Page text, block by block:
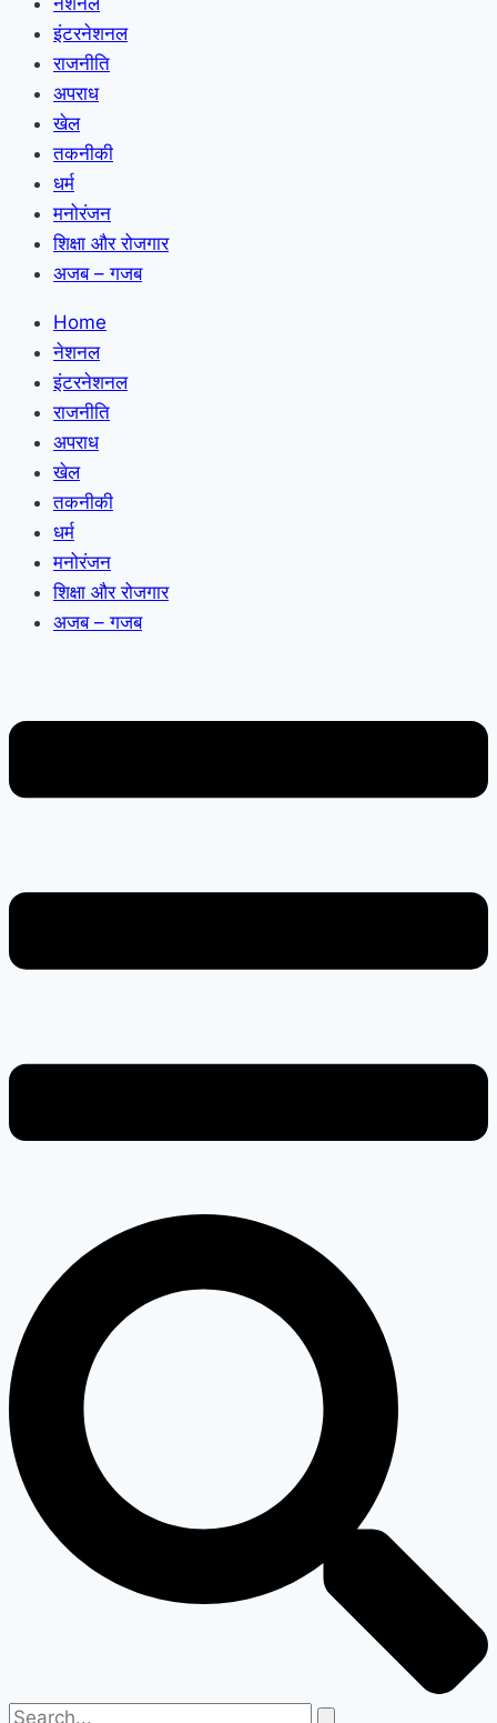
इंटरनेशनल
राजनीति
अपराध
खेल
तकनीकी
धर्म
मनोरंजन
शिक्षा और रोजगार
अजब – गजब
Home
नेशनल
इंटरनेशनल
राजनीति
अपराध
खेल
तकनीकी
धर्म
मनोरंजन
शिक्षा और रोजगार
अजब – गजब